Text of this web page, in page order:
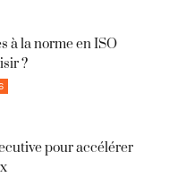
à la norme en ISO
?
pour accélérer